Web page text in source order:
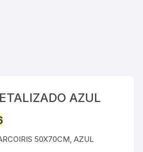
AZUL
price
L19.46. 50X70CM, AZUL